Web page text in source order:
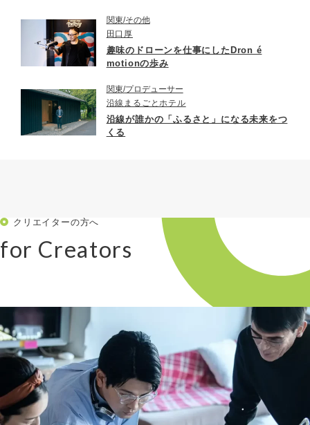
関東 その他
田口厚
趣味のドローンを仕事にしたDron é
motionの歩み
関東 プロデューサー
沿線まるごとホテル
沿線が誰かの「ふるさと」になる未来をつ
くる
クリエイターの方へ
for Creators